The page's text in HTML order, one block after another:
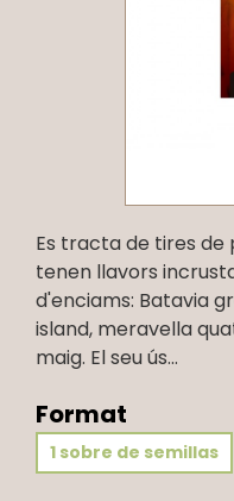
Es tracta de tires
tenen llavors
d'enciams: Batavia
island, meravella
maig. El seu ús...
Format
1 sobre de semillas